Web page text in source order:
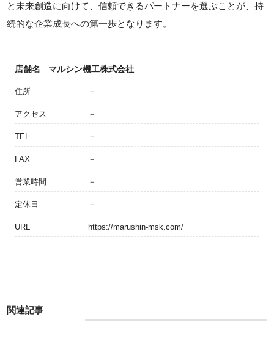
と未来創造に向けて、信頼できるパートナーを選ぶことが、持
続的な企業成長への第一歩となります。
店舗名 マルシン機工株式会社
住所 －
アクセス －
TEL －
FAX －
営業時間 －
定休日 －
URL https://marushin-msk.com/
関連記事